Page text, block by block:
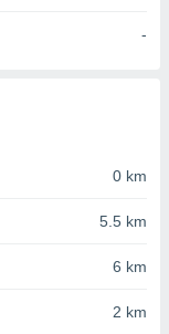
-
0 km
5.5 km
6 km
2 km